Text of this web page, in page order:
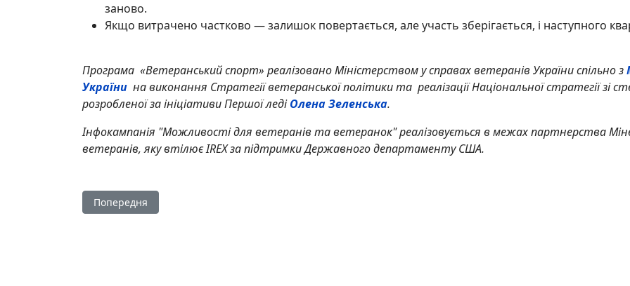
заново.
Якщо витрачено частково — залишок повертається, але участь зберігається, і наступного
Програма «Ветеранський спорт» реалізовано Міністерством у справах ветеранів України спільно з
України на виконання Стратегії ветеранської політики та реалізації Національної стратегії зі
розробленої за ініціативи Першої леді Олена Зеленська.
Інфокампанія "Можливості для ветеранів та ветеранок" реалізовується в межах партнерства
ветеранів, яку втілює IREX за підтримки Державного департаменту США.
Попередня стаття: Можливості для ветеранів і ветеранок: безоплатне зуболікування та зубопротезування,
Попередня